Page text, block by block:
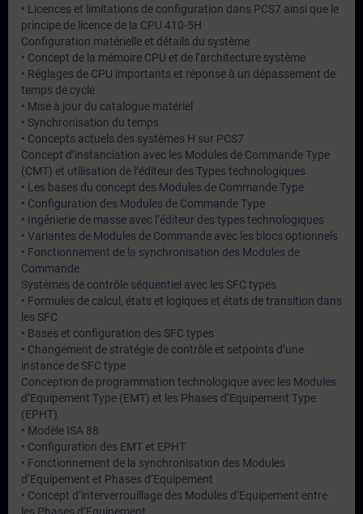
• Licences et limitations de configuration dans PCS7 ainsi que le
principe de licence de la CPU 410-5H
Configuration matérielle et détails du système
• Concept de la mémoire CPU et de l’architecture système
• Réglages de CPU importants et réponse à un dépassement de
temps de cycle
• Mise à jour du catalogue matériel
• Synchronisation du temps
• Concepts actuels des systèmes H sur PCS7
Concept d’instanciation avec les Modules de Commande Type
(CMT) et utilisation de l’éditeur des Types technologiques
• Les bases du concept des Modules de Commande Type
• Configuration des Modules de Commande Type
• Ingénierie de masse avec l’éditeur des types technologiques
• Variantes de Modules de Commande avec les blocs optionnels
• Fonctionnement de la synchronisation des Modules de
Commande
Systèmes de contrôle séquentiel avec les SFC types
• Formules de calcul, états et logiques et états de transition dans
les SFC
• Bases et configuration des SFC types
• Changement de stratégie de contrôle et setpoints d’une
instance de SFC type
Conception de programmation technologique avec les Modules
d’Equipement Type (EMT) et les Phases d’Equipement Type
(EPHT)
• Modèle ISA 88
• Configuration des EMT et EPHT
• Fonctionnement de la synchronisation des Modules
d’Equipement et Phases d’Equipement
• Concept d’interverrouillage des Modules d’Equipement entre